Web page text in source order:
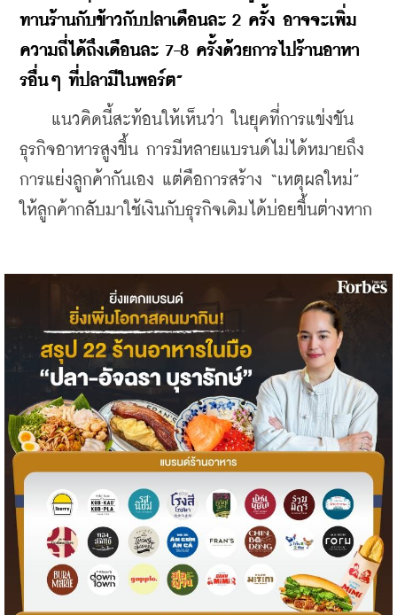
ทานร้านกับข้าวกับปลาเดือนละ 2 ครั้ง อาจจะเพิ่ม
ความถี่ได้ถึงเดือนละ 7-8 ครั้งด้วยการไปร้านอาหา
รอื่นๆ ที่ปลามีในพอร์ต”
แนวคิดนี้สะท้อนให้เห็นว่า ในยุคที่การแข่งขัน
ธุรกิจอาหารสูงขึ้น การมีหลายแบรนด์ไม่ได้หมายถึง
การแย่งลูกค้ากันเอง แต่คือการสร้าง “เหตุผลใหม่”
ให้ลูกค้ากลับมาใช้เงินกับธุรกิจเดิมได้บ่อยขึ้นต่างหาก